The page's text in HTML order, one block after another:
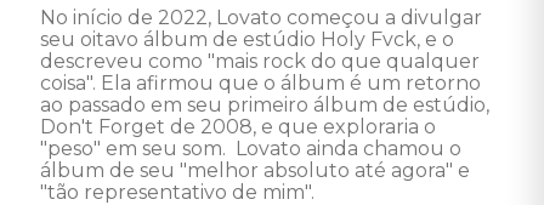
No início de 2022, Lovato começou a divulgar
seu oitavo álbum de estúdio Holy Fvck, e o
descreveu como "mais rock do que qualquer
coisa". Ela afirmou que o álbum é um retorno
ao passado em seu primeiro álbum de estúdio,
Don't Forget de 2008, e que exploraria o
"peso" em seu som.  Lovato ainda chamou o
álbum de seu "melhor absoluto até agora" e
"tão representativo de mim".